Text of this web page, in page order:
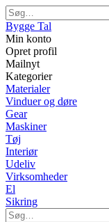
Bygge Tal
Min konto
Opret profil
Mailnyt
Kategorier
Materialer
Vinduer og døre
Gear
Maskiner
Tøj
Interiør
Udeliv
Virksomheder
El
Sikring